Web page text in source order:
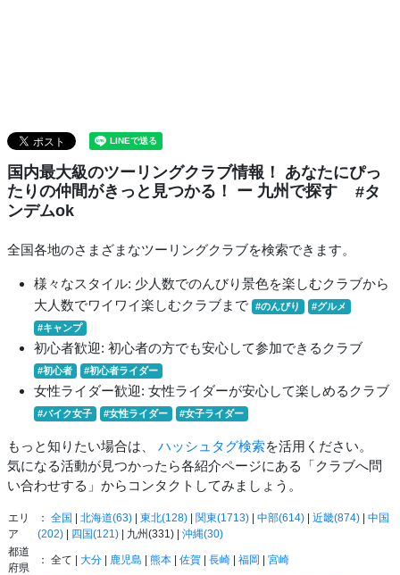
国内最大級のツーリングクラブ情報！ あなたにぴっ
たりの仲間がきっと見つかる！ ー 九州で探す
#タ
ンデムok
全国各地のさまざまなツーリングクラブを検索できます。
様々なスタイル: 少人数でのんびり景色を楽しむクラブから
大人数でワイワイ楽しむクラブまで
#のんびり
#グルメ
#キャンプ
初心者歓迎: 初心者の方でも安心して参加できるクラブ
#初心者 #初心者ライダー
女性ライダー歓迎: 女性ライダーが安心して楽しめるクラブ
#バイク女子 #女性ライダー #女子ライダー
もっと知りたい場合は、 ハッシュタグ検索を活用ください。
気になる活動が見つかったら各紹介ページにある「クラブへ問
い合わせする」からコンタクトしてみましょう。
エリ
ア
： 全国 | 北海道(63)| 東北(128)| 関東(1713)| 中部(614)| 近畿(874)| 中国
(202)| 四国(121)| 九州(331) | 沖縄(30)
都道
府県
： 全て | 大分| 鹿児島 | 熊本| 佐賀| 長崎| 福岡 | 宮崎